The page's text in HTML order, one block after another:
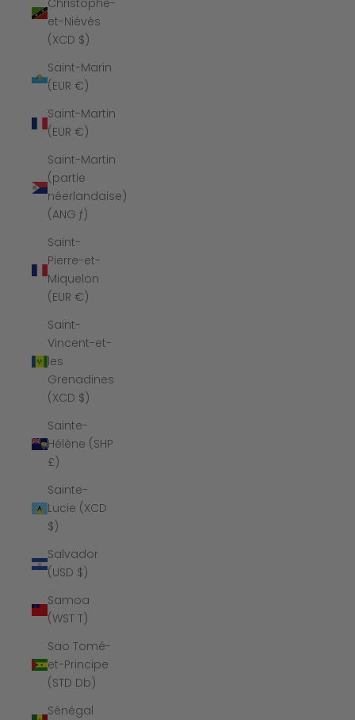
Christophe-
et-Niévès
(XCD $)
Saint-Marin
(EUR €)
Saint-Martin
(EUR €)
Saint-Martin
(partie
néerlandaise)
(ANG ƒ)
Saint-
Pierre-et-
Miquelon
(EUR €)
Saint-
Vincent-et-
les
Grenadines
(XCD $)
Sainte-
Hélène (SHP
£)
Sainte-
Lucie (XCD
$)
Salvador
(USD $)
Samoa
(WST T)
Sao Tomé-
et-Principe
(STD Db)
Sénégal